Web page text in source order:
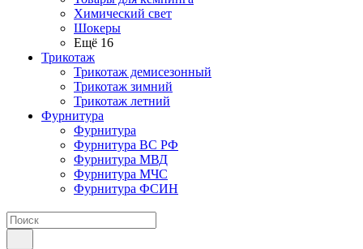
Химический свет
Шокеры
Ещё 16
Трикотаж
Трикотаж демисезонный
Трикотаж зимний
Трикотаж летний
Фурнитура
Фурнитура
Фурнитура ВС РФ
Фурнитура МВД
Фурнитура МЧС
Фурнитура ФСИН